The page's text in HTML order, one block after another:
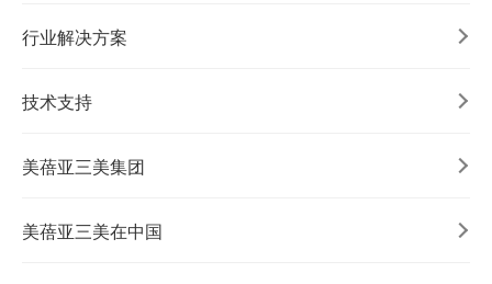
行业解决方案
技术支持
美蓓亚三美集团
美蓓亚三美在中国